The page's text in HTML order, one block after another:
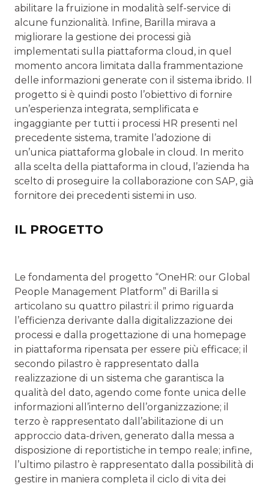
abilitare la fruizione in modalità self-service di
alcune funzionalità. Infine, Barilla mirava a
migliorare la gestione dei processi già
implementati sulla piattaforma cloud, in quel
momento ancora limitata dalla frammentazione
delle informazioni generate con il sistema ibrido. Il
progetto si è quindi posto l’obiettivo di fornire
un’esperienza integrata, semplificata e
ingaggiante per tutti i processi HR presenti nel
precedente sistema, tramite l’adozione di
un’unica piattaforma globale in cloud. In merito
alla scelta della piattaforma in cloud, l’azienda ha
scelto di proseguire la collaborazione con SAP, già
fornitore dei precedenti sistemi in uso.
IL PROGETTO
Le fondamenta del progetto “OneHR: our Global
People Management Platform” di Barilla si
articolano su quattro pilastri: il primo riguarda
l’efficienza derivante dalla digitalizzazione dei
processi e dalla progettazione di una homepage
in piattaforma ripensata per essere più efficace; il
secondo pilastro è rappresentato dalla
realizzazione di un sistema che garantisca la
qualità del dato, agendo come fonte unica delle
informazioni all’interno dell’organizzazione; il
terzo è rappresentato dall’abilitazione di un
approccio data-driven, generato dalla messa a
disposizione di reportistiche in tempo reale; infine,
l’ultimo pilastro è rappresentato dalla possibilità di
gestire in maniera completa il ciclo di vita dei